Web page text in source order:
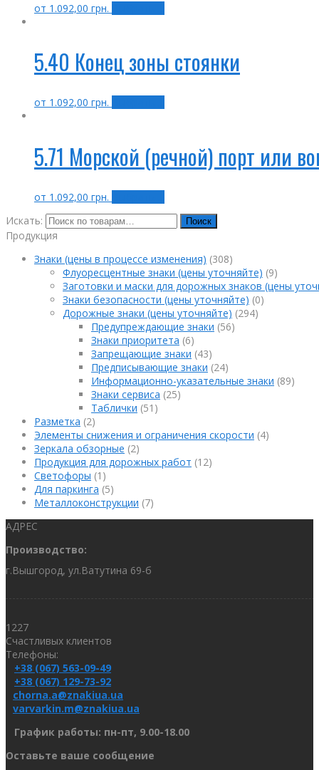
от 1.092,00 грн.
5.40 Конец зоны стоянки
от 1.092,00 грн.
5.71 Морской (речной) порт или
от 1.092,00 грн.
Искать:
Поиск
Продукция
Знаки (цены в процессе изменения) (308)
Флуоресцентные знаки (цены уточняйте) (9)
Заготовки и маски для дорожных знаков (цены
Знаки безопасности (цены уточняйте) (0)
Дорожные знаки (цены уточняйте) (294)
Предупреждающие знаки (56)
Знаки приоритета (6)
Запрещающие знаки (43)
Предписывающие знаки (24)
Информационно-указательные знаки (89)
Знаки сервиса (25)
Таблички (51)
Разметка (2)
Элементы снижения и ограничения скорости (4)
Зеркала обзорные (2)
Продукция для дорожных работ (12)
Светофоры (1)
Для паркинга (5)
Металлоконструкции (7)
АДРЕС
Производство:
г.Вышгород, ул.Ватутина 69-б
1227
Счастливых клиентов
Телефоны:
+38 (067) 563-09-49
+38 (067) 129-73-92
chorna.a@znakiua.ua
varvarkin.m@znakiua.ua
График работы: пн-пт, 9.00-18.00
Оставьте ваше сообщение